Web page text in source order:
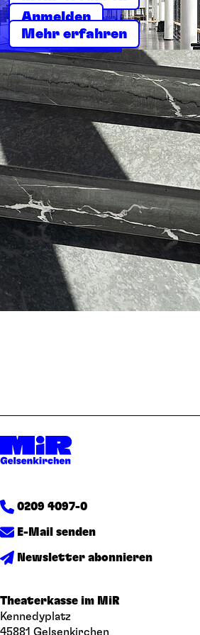
Anmelden
Mehr erfahren
0209 4097-0
E-Mail senden
Newsletter abonnieren
Theaterkasse im MiR
Kennedyplatz
45881 Gelsenkirchen